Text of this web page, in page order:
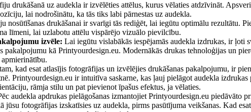
drukāšanā uz audekla ir izvēlēties attēlus, kurus vēlaties atdzīvināt.
lai nodrošinātu, ka tās tiks labi pārnestas uz audekla.
nosūtīšanas drukāšanai ir svarīgi tās rediģēt, lai iegūtu optimālu rezultātu.
līmeni, lai uzlabotu attēlu vispārējo vizuālo pievilcību.
izvēle: Lai iegūtu vislabākās iespējamās audekla izdrukas, ir ļoti
pakalpojumu kā Printyourdesign.eu. Modernākās drukas tehnoloģijas un
kad esat atlasījis fotogrāfijas un izvēlējies drukāšanas pakalpojumu, ir
Printyourdesign.eu ir intuitīva saskarne, kas ļauj pielāgot audekla izdrukas
rāmja stilu un pat pievienot īpašus efektus, ja vēlaties.
audekla apdrukas pielāgošanas izmantojiet Printyourdesign.eu piedāvāto
fotogrāfijas izskatīsies uz audekla, pirms pasūtījuma veikšanas. Kad